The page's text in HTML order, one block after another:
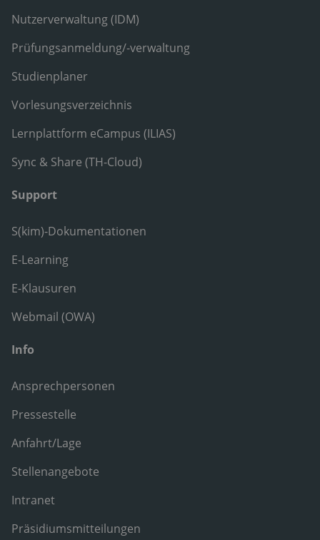
Nutzerverwaltung (IDM)
Prüfungsanmeldung/-verwaltung
Studienplaner
Vorlesungsverzeichnis
Lernplattform eCampus (ILIAS)
Sync & Share (TH-Cloud)
Support
S(kim)-Dokumentationen
E-Learning
E-Klausuren
Webmail (OWA)
Info
Ansprechpersonen
Pressestelle
Anfahrt/Lage
Stellenangebote
Intranet
Präsidiumsmitteilungen